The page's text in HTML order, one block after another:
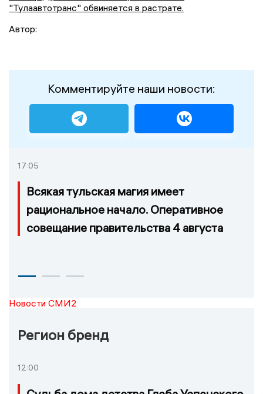
"Тулаавтотранс" обвиняется в растрате.
Автор:
Комментируйте наши новости:
17:05
Всякая тульская магия имеет
рациональное начало. Оперативное
совещание правительства 4 августа
Новости СМИ2
Регион бренд
12:00